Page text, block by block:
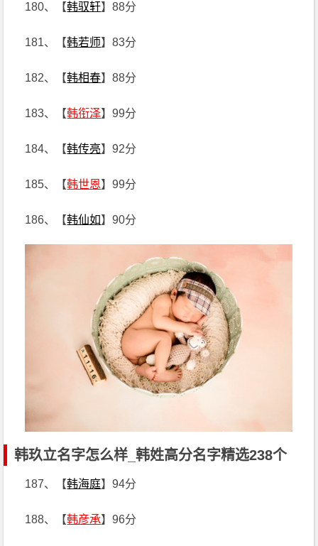
180、【韩驭轩】88分
181、【韩若师】83分
182、【韩相春】88分
183、【韩衔泽】99分
184、【韩传亮】92分
185、【韩世恩】99分
186、【韩仙如】90分
韩玖立名字怎么样_韩姓高分名字精选238个
187、【韩海庭】94分
188、【韩彦承】96分